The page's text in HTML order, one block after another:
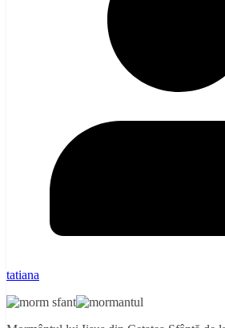
tatiana